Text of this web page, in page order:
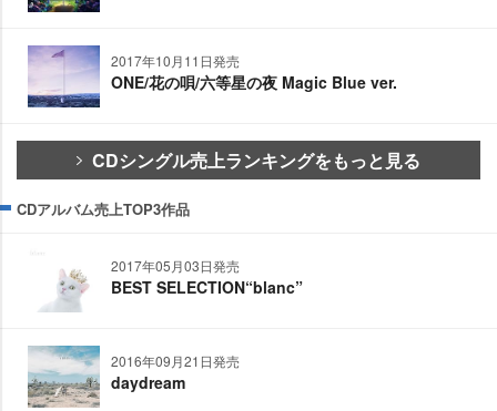
2017年10月11日発売
ONE/花の唄/六等星の夜 Magic Blue ver.
CDシングル売上ランキングをもっと見る
CDアルバム売上TOP3作品
2017年05月03日発売
BEST SELECTION“blanc”
2016年09月21日発売
daydream